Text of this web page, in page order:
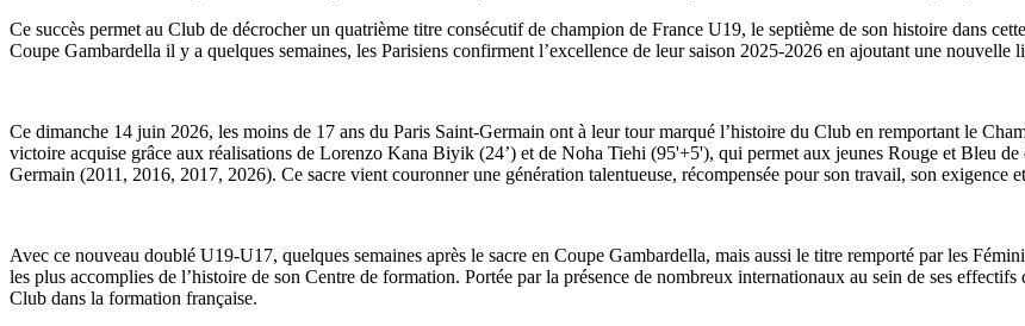
Ce succès permet au Club de décrocher un quatrième titre consécutif de champion de France U19, le septième de son histoire dans
Coupe Gambardella il y a quelques semaines, les Parisiens confirment l’excellence de leur saison 2025-2026 en ajoutant une nouvelle
Ce dimanche 14 juin 2026, les moins de 17 ans du Paris Saint-Germain ont à leur tour marqué l’histoire du Club en remportant le
victoire acquise grâce aux réalisations de Lorenzo Kana Biyik (24’) et de Noha Tiehi (95'+5'), qui permet aux jeunes Rouge et Bleu
Germain (2011, 2016, 2017, 2026). Ce sacre vient couronner une génération talentueuse, récompensée pour son travail, son exigence
Avec ce nouveau doublé U19-U17, quelques semaines après le sacre en Coupe Gambardella, mais aussi le titre remporté par les
les plus accomplies de l’histoire de son Centre de formation. Portée par la présence de nombreux internationaux au sein de ses
Club dans la formation française.